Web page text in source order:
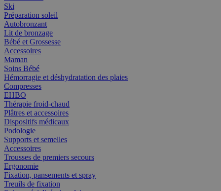
Ski
Préparation soleil
Autobronzant
Lit de bronzage
Bébé et Grossesse
Accessoires
Maman
Soins Bébé
Hémorragie et déshydratation des plaies
Compresses
EHBO
Thérapie froid-chaud
Plâtres et accessoires
Dispositifs médicaux
Podologie
Supports et semelles
Accessoires
Trousses de premiers secours
Ergonomie
Fixation, pansements et spray
Treuils de fixation